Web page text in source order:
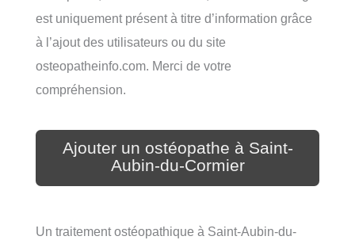
est uniquement présent à titre d’information grâce
à l’ajout des utilisateurs ou du site
osteopatheinfo.com. Merci de votre
compréhension.
Ajouter un ostéopathe à Saint-
Aubin-du-Cormier
Un traitement ostéopathique à Saint-Aubin-du-